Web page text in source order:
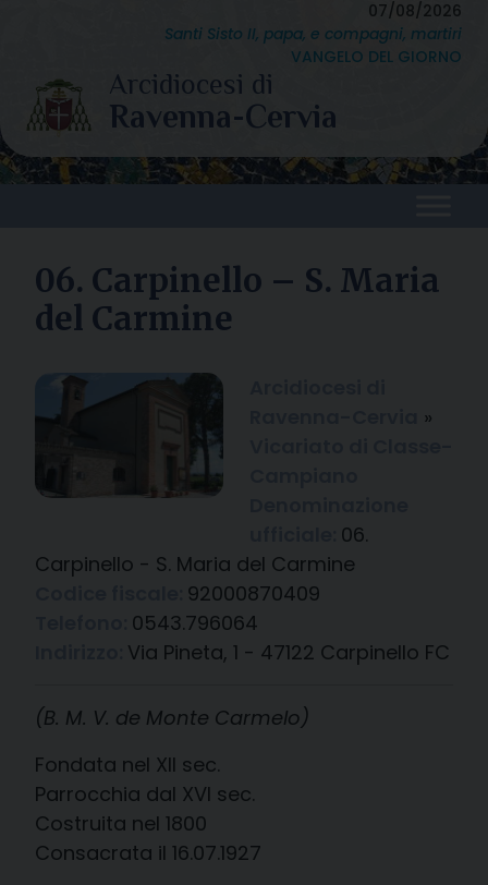
content
07/08/2026
Santi Sisto II, papa, e compagni, martiri
VANGELO DEL GIORNO
06. Carpinello – S. Maria
del Carmine
»
06.
Carpinello - S. Maria del Carmine
92000870409
0543.796064
Via Pineta, 1 - 47122 Carpinello FC
(B. M. V. de Monte Carmelo)
Fondata nel XII sec.
Parrocchia dal XVI sec.
Costruita nel 1800
Consacrata il 16.07.1927